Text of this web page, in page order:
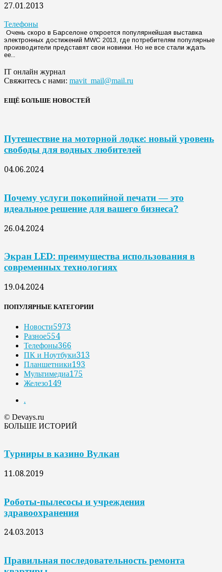
27.01.2013
Телефоны
Очень скоро в Барселоне откроется популярнейшая выставка
электронных достижений MWC 2013, где потребителям популярные
производители представят свои новинки. Но не все стали ждать
ее...
IT онлайн журнал
Свяжитесь с нами: mavit_mail@mail.ru
ЕЩЁ БОЛЬШЕ НОВОСТЕЙ
Путешествие на моторной лодке: новый уровень
свободы для водных любителей
04.06.2024
Почему услуги покопийной печати — это
идеальное решение для вашего бизнеса?
26.04.2024
Экран LED: преимущества использования в
современных технологиях
19.04.2024
ПОПУЛЯРНЫЕ КАТЕГОРИИ
Новости5973
Разное554
Телефоны366
ПК и Ноутбуки313
Планшетники193
Мультимедиа175
Железо149
.
© Devays.ru
БОЛЬШЕ ИСТОРИЙ
Турниры в казино Вулкан
11.08.2019
Роботы-пылесосы и учреждения
здравоохранения
24.03.2013
Правильная последовательность ремонта